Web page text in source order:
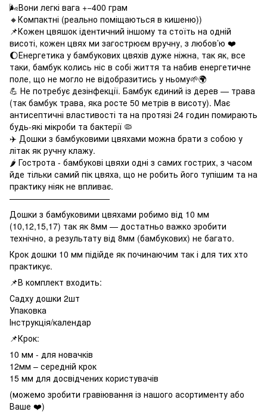
🌬Вони легкі вага +−400 грам
🔸Компактні (реально поміщаються в кишеню))
📌Кожен цвяшок ідентичний іншому та стоїть на одній
висоті, кожен цвях ми загострюєм вручну, з любов’ю ❤️
🌔Енергетика у бамбукових цвяхів дуже ніжна, так як, все
таки, бамбук колись ніс в собі життя та набив енергетичне
поле, що не могло не відобразитись у ньому🌱🌍
💪 Не потребує дезінфекції. Бамбук єдиний із дерев — трава
(так бамбук трава, яка росте 50 метрів в висоту). Має
антисептичні властивості та на протязі 24 годин помирають
будь-які мікроби та бактерії 🦠
✈️ Дошки з бамбуковими цвяхами можна брати з собою у
літак як ручну клажу.
🌶 Гострота - бамбукові цвяхи одні з самих гострих, з часом
йде тільки самий пік цвяха, що не робить його тупішим та на
практику ніяк не впливає.
————————————
Дошки з бамбуковими цвяхами робимо від 10 мм
(10,12,15,17) так як 8мм — достатньо важко зробити
технічно, а результату від 8мм (бамбукових) не багато.
Крок дошки 10 мм підійде як починаючим так і для тих хто
практикує.
📌В комплект входить:
Садху дошки 2шт
Упаковка
Інструкція/календар
📌Крок:
10 мм - для новачків
12мм – середній крок
15 мм для досвідчених користувачів
(можемо зробити гравіювання із нашого асортименту або
Ваше ❤️)